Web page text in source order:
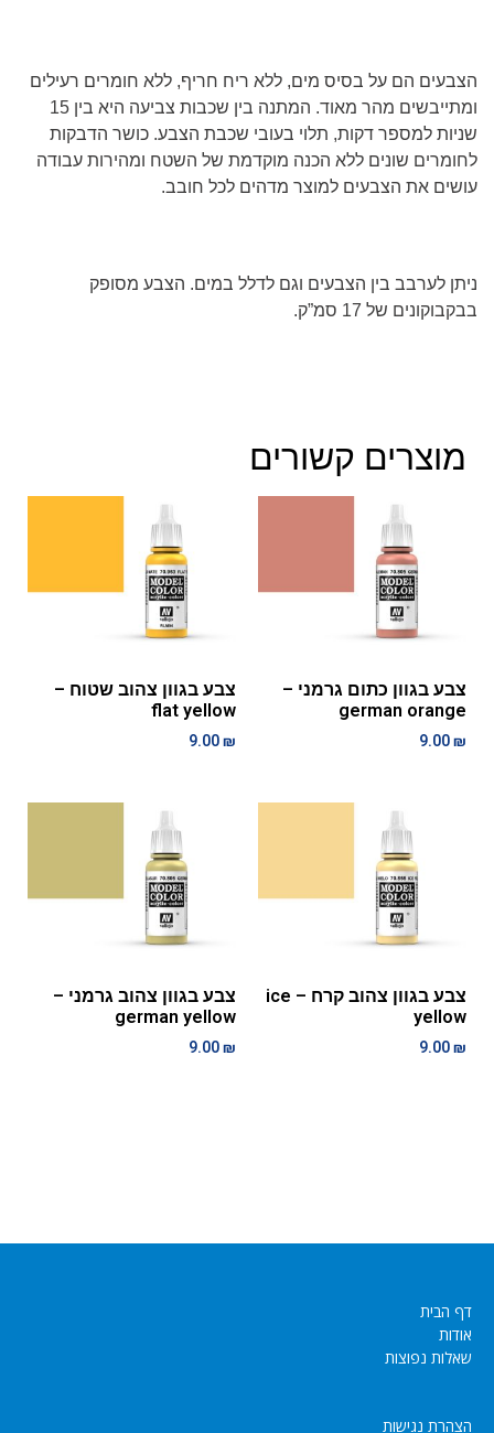
הצבעים הם על בסיס מים, ללא ריח חריף, ללא חומרים רעילים
ומתייבשים מהר מאוד. המתנה בין שכבות צביעה היא בין 15
שניות למספר דקות, תלוי בעובי שכבת הצבע. כושר הדבקות
לחומרים שונים ללא הכנה מוקדמת של השטח ומהירות עבודה
עושים את הצבעים למוצר מדהים לכל חובב.
ניתן לערבב בין הצבעים וגם לדלל במים. הצבע מסופק
בבקבוקונים של 17 סמ”ק.
מוצרים קשורים
צבע בגוון כתום גרמני –
german orange
9.00₪
צבע בגוון צהוב שטוח –
flat yellow
9.00₪
צבע בגוון צהוב קרח – ice
yellow
9.00₪
צבע בגוון צהוב גרמני –
german yellow
9.00₪
דף הבית
אודות
שאלות נפוצות
הצהרת נגישות